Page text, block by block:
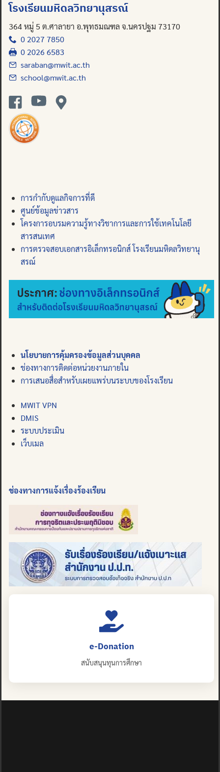
โรงเรียนมหิดลวิทยานุสรณ์
364 หมู่ 5 ต.ศาลายา อ.พุทธมณฑล จ.นครปฐม 73170
0 2027 7850
0 2026 6583
saraban@mwit.ac.th
school@mwit.ac.th
การกำกับดูแลกิจการที่ดี
ศูนย์ข้อมูลข่าวสาร
โครงการอบรมความรู้ทางวิชาการและการใช้เทคโนโลยี
สารสนเทศ
การตรวจสอบเอกสารอิเล็กทรอนิกส์ โรงเรียนมหิดลวิทยานุ
สรณ์
นโยบายการคุ้มครองข้อมูลส่วนบุคคล
ช่องทางการติดต่อหน่วยงานภายใน
การเสนอสื่อสำหรับเผยแพร่บนระบบของโรงเรียน
MWIT VPN
DMIS
ระบบประเมิน
เว็บเมล
ช่องทางการแจ้งเรื่องร้องเรียน
e-Donation
สนับสนุนทุนการศึกษา